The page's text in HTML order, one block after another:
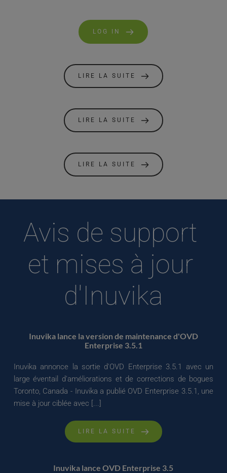
LOG IN
LIRE LA SUITE
LIRE LA SUITE
LIRE LA SUITE
Avis de support
et mises à jour
d'Inuvika
Inuvika lance la version de maintenance d'OVD
Enterprise 3.5.1
Inuvika annonce la sortie d'OVD Enterprise 3.5.1 avec un
large éventail d'améliorations et de corrections de bogues
Toronto, Canada - Inuvika a publié OVD Enterprise 3.5.1, une
mise à jour ciblée avec [...]
LIRE LA SUITE
Inuvika lance OVD Enterprise 3.5